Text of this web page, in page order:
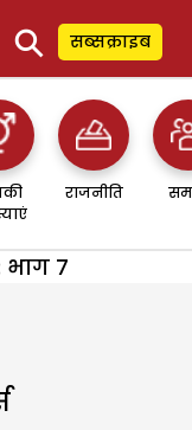
⚲ सब्सक्राइब
राजनीति
भाग 7